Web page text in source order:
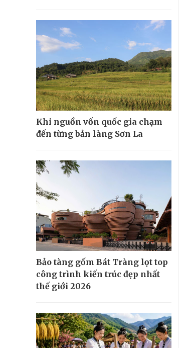
Khi nguồn vốn quốc gia chạm
đến từng bản làng Sơn La
Bảo tàng gốm Bát Tràng lọt top
công trình kiến trúc đẹp nhất
thế giới 2026